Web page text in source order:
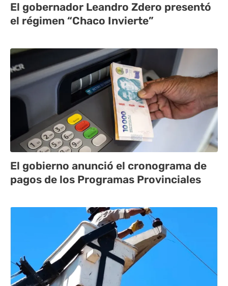
El gobernador Leandro Zdero presentó
el régimen “Chaco Invierte”
El gobierno anunció el cronograma de
pagos de los Programas Provinciales